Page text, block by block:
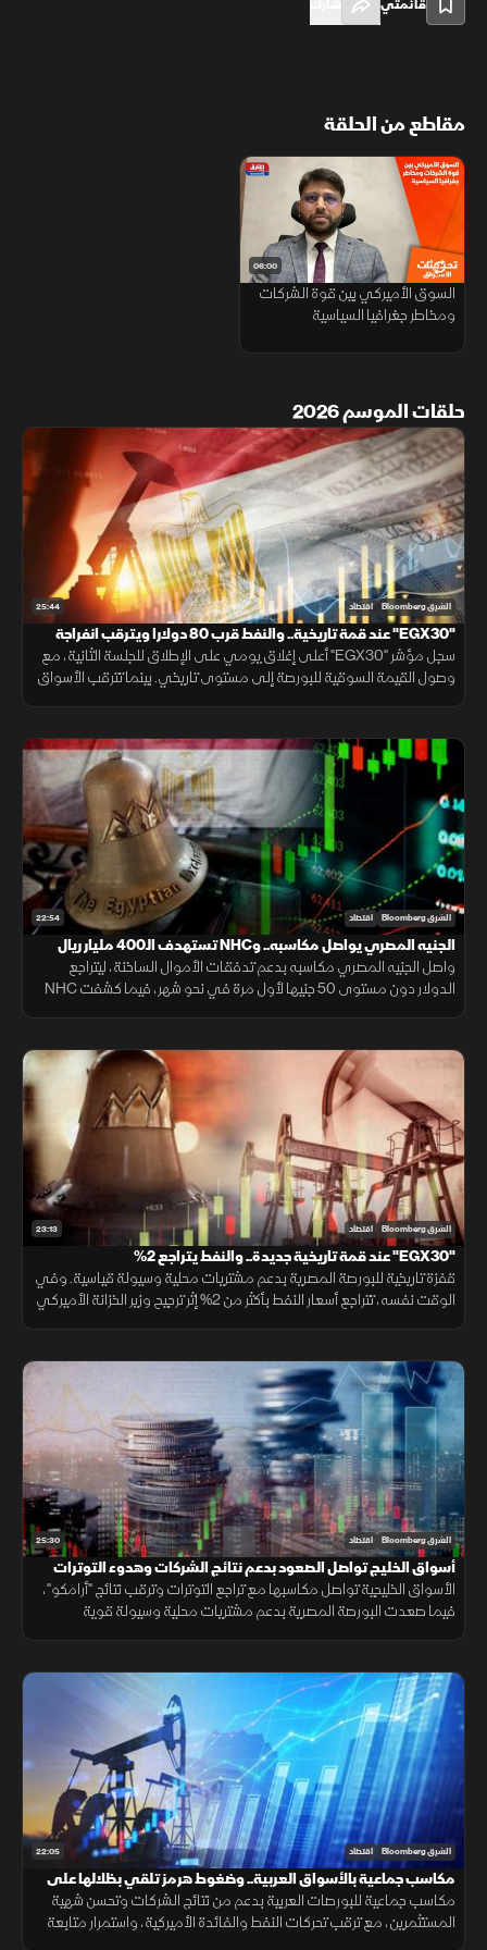
قائمتي
مقاطع من الحلقة
06:00
السوق الأميركي بين قوة الشركات
ومخاطر جغرافيا السياسية
حلقات الموسم 2026
25:44 الشرق Bloomberg اقتصاد
"EGX30" عند قمة تاريخية.. والنفط قرب 80 دولارا ويترقب انفراجة
"هرمز"
سجل مؤشر "EGX30" أعلى إغلاق يومي على الإطلاق للجلسة الثانية، مع
وصول القيمة السوقية للبورصة إلى مستوى تاريخي. بينما تترقب الأسواق
22:54 الشرق Bloomberg اقتصاد
الجنيه المصري يواصل مكاسبه.. وNHC تستهدف الـ400 مليار ريال
واصل الجنيه المصري مكاسبه بدعم تدفقات الأموال الساخنة، ليتراجع
الدولار دون مستوى 50 جنيها لأول مرة في نحو شهر، فيما كشفت NHC
23:13 الشرق Bloomberg اقتصاد
"EGX30" عند قمة تاريخية جديدة.. والنفط يتراجع 2%
قفزة تاريخية للبورصة المصرية بدعم مشتريات محلية وسيولة قياسية. وفي
الوقت نفسه، تتراجع أسعار النفط بأكثر من 2% إثر ترجيح وزير الخزانة الأميركي
25:30 الشرق Bloomberg اقتصاد
أسواق الخليج تواصل الصعود بدعم نتائج الشركات وهدوء التوترات
الأسواق الخليجية تواصل مكاسبها مع تراجع التوترات وترقب نتائج "أرامكو"،
فيما صعدت البورصة المصرية بدعم مشتريات محلية وسيولة قوية
22:05 الشرق Bloomberg اقتصاد
مكاسب جماعية بالأسواق العربية.. وضغوط هرمز تلقي بظلالها على
الطاقة
مكاسب جماعية للبورصات العربية بدعم من نتائج الشركات وتحسن شهية
المستثمرين، مع ترقب تحركات النفط والفائدة الأميركية، واستمرار متابعة